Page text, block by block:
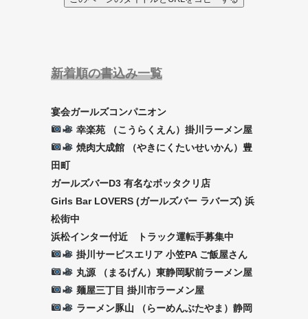
新着順の書込み一覧
宴会ガールズコンパニオン
幸楽苑 （こうらくえん）掛川ラーメン屋
焼肉大成館 （やきにくたいせいかん）豊
田町
ガールズバーD3 有名なボッタクリ店
Girls Bar LOVERS (ガールズバー ラバーズ) 浜
松街中
浜松インター付近 トラック運転手募集中
掛川サービスエリア 小笠PA ご飯屋さん
丸源 （まるげん）東静岡駅前ラーメン屋
麺屋三丁目 掛川市ラーメン屋
ラーメン豚山 （らーめんぶたやま）静岡